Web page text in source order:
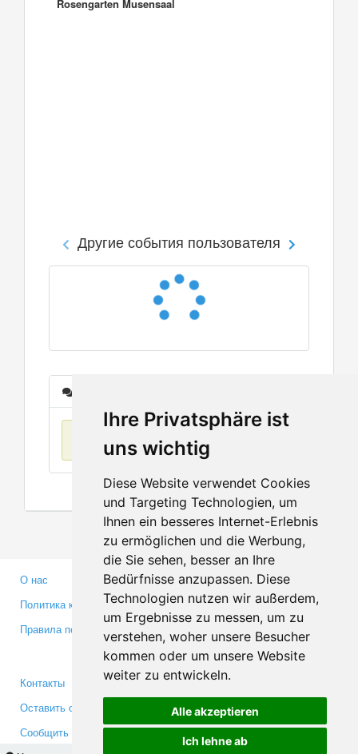
Ihre Privatsphäre ist
uns wichtig
Diese Website verwendet Cookies
und Targeting Technologien, um
Ihnen ein besseres Internet-Erlebnis
zu ermöglichen und die Werbung,
die Sie sehen, besser an Ihre
Bedürfnisse anzupassen. Diese
Technologien nutzen wir außerdem,
um Ergebnisse zu messen, um zu
verstehen, woher unsere Besucher
kommen oder um unsere Website
weiter zu entwickeln.
Alle akzeptieren
Ich lehne ab
Rosengarten Musensaal
Другие события пользователя
О нас
Политика конфиденциальности
Правила пользования
Партнерам
Инвесторам
Медиа
Контакты
Оставить отзыв
Сообщить об ошибке
Facebook
Twitter
YouTube